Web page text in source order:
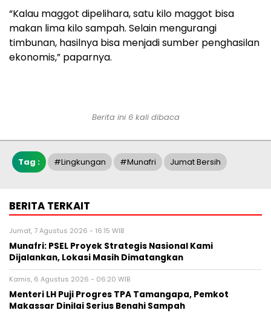
“Kalau maggot dipelihara, satu kilo maggot bisa
makan lima kilo sampah. Selain mengurangi
timbunan, hasilnya bisa menjadi sumber penghasilan
ekonomis,” paparnya.
Berita ini 6 kali dibaca
Tag : #Lingkungan #Munafri Jumat Bersih
BERITA TERKAIT
Jumat, 7 Agustus 2026 - 16:15 WIB
Munafri: PSEL Proyek Strategis Nasional Kami
Dijalankan, Lokasi Masih Dimatangkan
Kamis, 6 Agustus 2026 - 06:20 WIB
Menteri LH Puji Progres TPA Tamangapa, Pemkot
Makassar Dinilai Serius Benahi Sampah